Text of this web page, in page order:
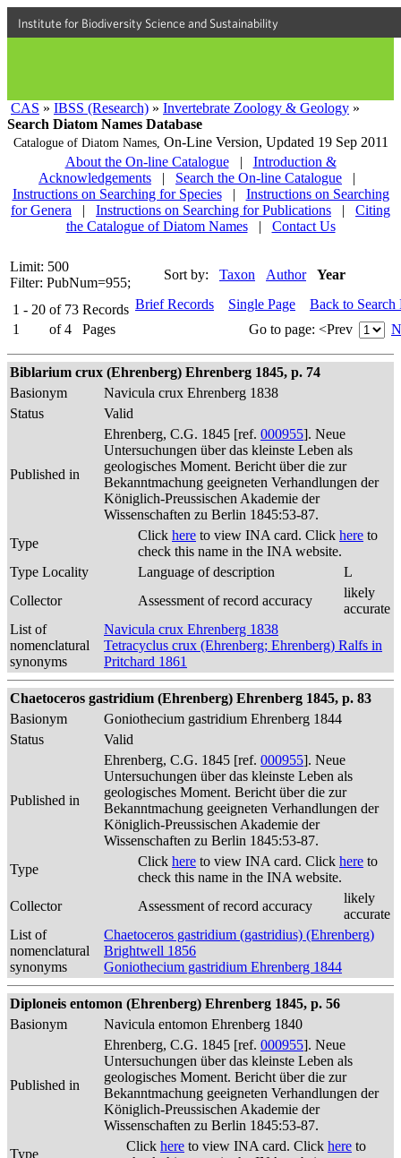
Institute for Biodiversity Science and Sustainability
CAS » IBSS (Research) » Invertebrate Zoology & Geology »
Search Diatom Names Database
Catalogue of Diatom Names, On-Line Version, Updated 19 Sep 2011
About the On-line Catalogue
|
Introduction &
Acknowledgements
| Search the On-line Catalogue
|
Instructions on Searching for Species
|
Instructions on Searching
for Genera
| Instructions on Searching for Publications |
Citing
the Catalogue of Diatom Names
| Contact Us
Limit: 500
Filter: PubNum=955;
Sort by: Taxon Author Year
1 - 20 of 73 Records
1
of 4 Pages
Brief Records Single Page
Back to Search
Go to page: <Prev
Biblarium crux (Ehrenberg) Ehrenberg 1845, p. 74
Basionym
Navicula crux Ehrenberg 1838
Status
Valid
Published in
Ehrenberg, C.G. 1845 [ref. 000955]. Neue
Untersuchungen über das kleinste Leben als
geologisches Moment. Bericht über die zur
Bekanntmachung geeigneten Verhandlungen der
Königlich-Preussischen Akademie der
Wissenschaften zu Berlin 1845:53-87.
Type
Click here to view INA card. Click here to
check this name in the INA website.
Type Locality
Language of description
L
Collector
Assessment of record accuracy
likely
accurate
List of
nomenclatural
synonyms
Navicula crux Ehrenberg 1838
Tetracyclus crux (Ehrenberg; Ehrenberg) Ralfs in
Pritchard 1861
Chaetoceros gastridium (Ehrenberg) Ehrenberg 1845, p. 83
Basionym
Goniothecium gastridium Ehrenberg 1844
Status
Valid
Published in
Ehrenberg, C.G. 1845 [ref. 000955]. Neue
Untersuchungen über das kleinste Leben als
geologisches Moment. Bericht über die zur
Bekanntmachung geeigneten Verhandlungen der
Königlich-Preussischen Akademie der
Wissenschaften zu Berlin 1845:53-87.
Type
Click here to view INA card. Click here to
check this name in the INA website.
Collector
Assessment of record accuracy
likely
accurate
List of
nomenclatural
synonyms
Chaetoceros gastridium (gastridius) (Ehrenberg)
Brightwell 1856
Goniothecium gastridium Ehrenberg 1844
Diploneis entomon (Ehrenberg) Ehrenberg 1845, p. 56
Basionym
Navicula entomon Ehrenberg 1840
Published in
Ehrenberg, C.G. 1845 [ref. 000955]. Neue
Untersuchungen über das kleinste Leben als
geologisches Moment. Bericht über die zur
Bekanntmachung geeigneten Verhandlungen der
Königlich-Preussischen Akademie der
Wissenschaften zu Berlin 1845:53-87.
Type
Click here to view INA card. Click here to